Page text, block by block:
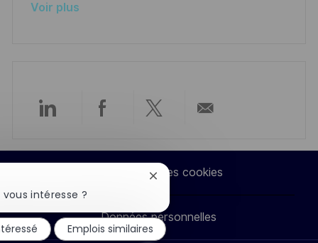
o
Voir plus
Partager
via
LinkedIn
Partager
via
Facebook
Partager
via
twitter
par
e-
mail
Paramètres des cookies
Données personnelles
intéresse ?
Fermer
notification
du
chatbot
Emplois similaires